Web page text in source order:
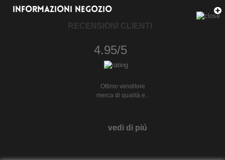
INFORMAZIONI NEGOZIO
RECENSIONI CLIENTI
4.95/5
Ottimo venditore
merca di qualità e...
vedi di piú